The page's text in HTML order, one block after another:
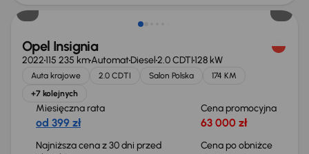
Opel Insignia
2022115 235 kmAutomatDiesel2.0 CDTI128 kW
Auta krajowe 2.0 CDTI Salon Polska
174 KM
+7 kolejnych
Miesięczna rata
od 399 zł
Cena promocyjna
63 000 zł
Najniższa cena z 30 dni przed
Cena po obniżce